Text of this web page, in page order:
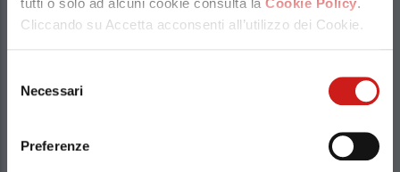
Cliccando su Accetta acconsenti all’utilizzo dei Cookie.
delNecessari
Preferenze
Licofarma è un’azienda impegnata nella ricerca
e produzione, anche conto terzi, di integratori